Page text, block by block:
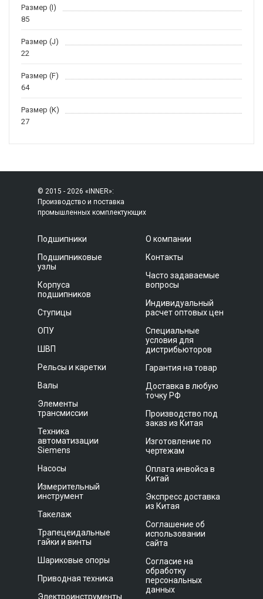
Размер (I)
85
Размер (J)
22
Размер (F)
64
Размер (K)
27
© 2015 - 2026 «INNER»:
Производство и поставка
промышленных комплектующих
Подшипники
Подшипниковые
узлы
Корпуса
подшипников
Ступицы
ОПУ
ШВП
Рельсы и каретки
Валы
Элементы
трансмиссии
Техника
автоматизации
Siemens
Насосы
Измерительный
инструмент
Такелаж
Трапецеидальные
гайки и винты
Шариковые опоры
Приводная техника
Электроинструменты
О компании
Контакты
Часто задаваемые
вопросы
Индивидуальный
расчет оптовых цен
Специальные
условия для
дистрибьюторов
Гарантия на товар
Доставка в любую
точку РФ
Производство под
заказ из Китая
Изготовление по
чертежам
Оплата инвойса в
Китай
Экспресс доставка
из Китая
Соглашение об
использовании
сайта
Согласие на
обработку
персональных
данных